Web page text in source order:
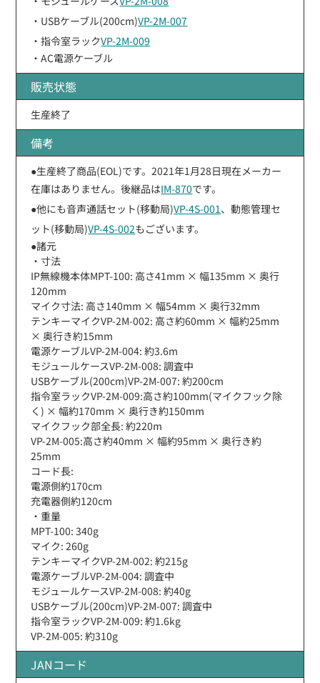
・USBケーブル(200cm)VP-2M-007
・指令室ラックVP-2M-009
・AC電源ケーブル
販売状態
生産終了
備考
●生産終了商品(EOL)です。2021年1月28日現在メーカー
在庫はありません。後継品はIM-870です。
●他にも音声通話セット(移動局)VP-4S-001 、動態管理セ
ット(移動局)VP-4S-002もございます。
●諸元
・寸法
IP無線機本体MPT-100: 高さ41mm × 幅135mm × 奥行
120mm
マイク寸法: 高さ140mm × 幅54mm × 奥行32mm
テンキーマイクVP-2M-002: 高さ約60mm × 幅約25mm
× 奥行き約15mm
電源ケーブルVP-2M-004: 約3.6m
モジュールケースVP-2M-008: 調査中
USBケーブル(200cm)VP-2M-007: 約200cm
指令室ラックVP-2M-009:高さ約100mm(マイクフック除
く) × 幅約170mm × 奥行き約150mm
マイクフック部全長: 約220m
VP-2M-005:高さ約40mm × 幅約95mm × 奥行き約
25mm
コード長:
電源側約170cm
充電器側約120cm
・重量
MPT-100: 340g
マイク: 260g
テンキーマイクVP-2M-002: 約215g
電源ケーブルVP-2M-004: 調査中
モジュールケースVP-2M-008: 約40g
USBケーブル(200cm)VP-2M-007: 調査中
指令室ラックVP-2M-009: 約1.6kg
VP-2M-005: 約310g
JANコード